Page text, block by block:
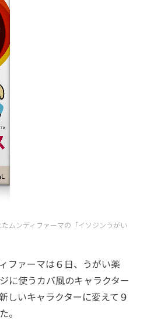
ムンディファーマの「イソジンうがい
ファーマは６日、うがい薬
に使うカバ風のキャラクター
しいキャラクターに変えて９
。